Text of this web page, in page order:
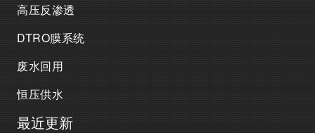
高压反渗透
DTRO膜系统
废水回用
恒压供水
最近更新